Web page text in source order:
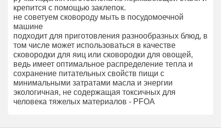
крепится с помощью заклепок.
не советуем сковороду мыть в посудомоечной
машине
подходит для приготовления разнообразных блюд, в
том числе может использоваться в качестве
сковородки для яиц или сковородки для овощей,
ведь имеет оптимальное распределение тепла и
сохранение питательных свойств пищи с
минимальными затратами масла и энергии
экологичная, не содержащая токсичных для
человека тяжелых материалов - PFOA